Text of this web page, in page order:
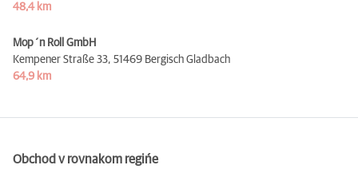
48,4 km
Mop´n Roll GmbH
Kempener Straße 33, 51469 Bergisch Gladbach
64,9 km
Obchod v rovnakom regińe